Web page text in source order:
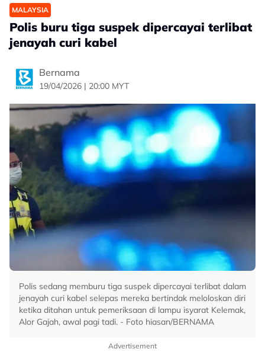
MALAYSIA
Polis buru tiga suspek dipercayai terlibat
jenayah curi kabel
Bernama
19/04/2026 | 20:00 MYT
Polis sedang memburu tiga suspek dipercayai terlibat dalam
jenayah curi kabel selepas mereka bertindak meloloskan diri
ketika ditahan untuk pemeriksaan di lampu isyarat Kelemak,
Alor Gajah, awal pagi tadi. - Foto hiasan/BERNAMA
Advertisement